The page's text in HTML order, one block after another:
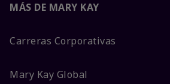
MÁS DE MARY KAY
Carreras Corporativas
Mary Kay Global